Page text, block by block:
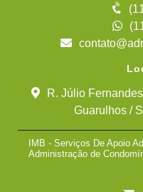
R. Júlio
Guarulhos /
IMB - Serviços De Apoio
Administração de